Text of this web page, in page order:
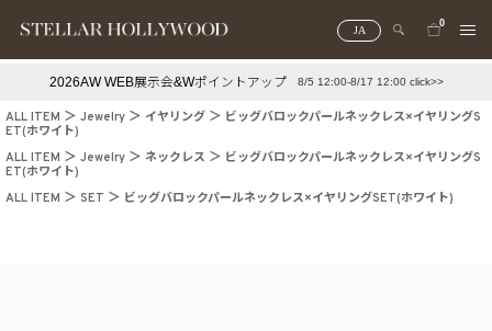
JA
0
#スタッフイチ押し（通勤パールアクセ）
2026AW WEB展示会&Wポイントアップ 8/5 12:00-8/17 12:00 click>>
ALL ITEM Jewelry イヤリング
ビッグバロックパールネックレス×イヤリングS
ET(ホワイト)
ALL ITEM
Jewelry ネックレス
ビッグバロックパールネックレス×イヤリングS
ET(ホワイト)
ALL ITEM
SET ビッグバロックパールネックレス×イヤリングSET(ホワイト)